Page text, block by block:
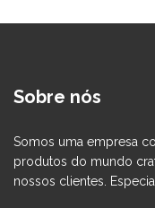
Sobre nós
Somos uma empresa
produtos do mundo
nossos clientes.